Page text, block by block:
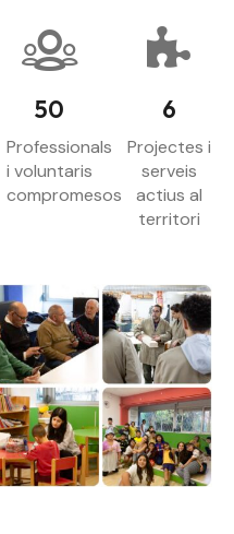
50
Professionals
i voluntaris
compromesos
6
Projectes i
serveis
actius al
territori